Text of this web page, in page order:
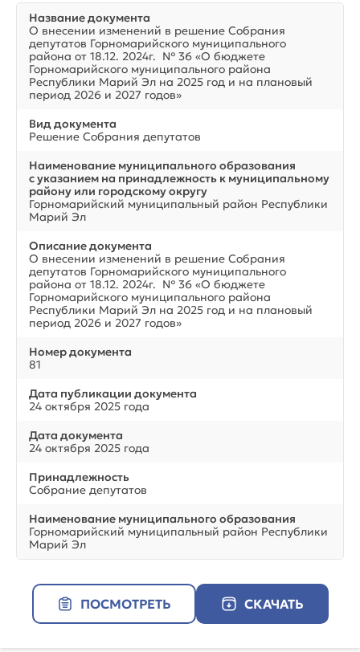
Название документа
О внесении изменений в решение Собрания
депутатов Горномарийского муниципального
района от 18.12. 2024г. № 36 «О бюджете
Горномарийского муниципального района
Республики Марий Эл на 2025 год и на плановый
период 2026 и 2027 годов»
Вид документа
Решение Собрания депутатов
Наименование муниципального образования
с указанием на принадлежность к муниципальному
району или городскому округу
Горномарийский муниципальный район Республики
Марий Эл
Описание документа
О внесении изменений в решение Собрания
депутатов Горномарийского муниципального
района от 18.12. 2024г. № 36 «О бюджете
Горномарийского муниципального района
Республики Марий Эл на 2025 год и на плановый
период 2026 и 2027 годов»
Номер документа
81
Дата публикации документа
24 октября 2025 года
Дата документа
24 октября 2025 года
Принадлежность
Собрание депутатов
Наименование муниципального образования
Горномарийский муниципальный район Республики
Марий Эл
ПОСМОТРЕТЬ СКАЧАТЬ